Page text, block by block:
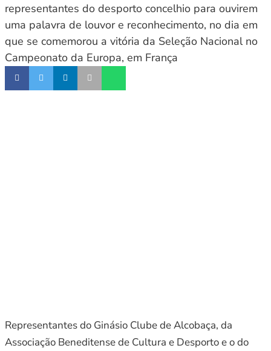
representantes do desporto concelhio para ouvirem
uma palavra de louvor e reconhecimento, no dia em
que se comemorou a vitória da Seleção Nacional no
Campeonato da Europa, em França
Representantes do Ginásio Clube de Alcobaça, da
Associação Beneditense de Cultura e Desporto e o do